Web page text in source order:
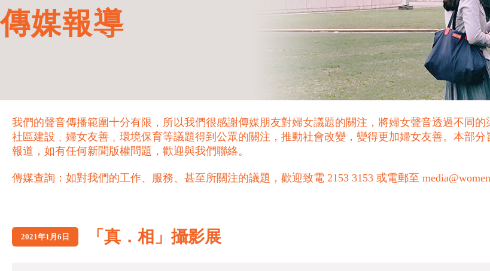
傳媒報導
我們的聲音傳播範圍十分有限，所以我們很感謝傳媒朋友對婦女議題的關注，將婦女聲音透過不同的
社區建設﹑婦女友善﹑環境保育等議題得到公眾的關注，推動社會改變，變得更加婦女友善。本部
報道，如有任何新聞版權問題，歡迎與我們聯絡。
傳媒查詢：如對我們的工作、服務、甚至所關注的議題，歡迎致電 2153 3153 或電郵至
2021年1月6日 「真．相」攝影展